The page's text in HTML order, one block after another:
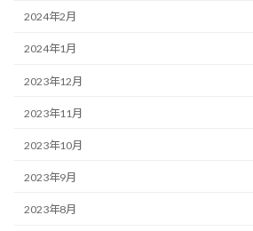
2024年2月
2024年1月
2023年12月
2023年11月
2023年10月
2023年9月
2023年8月